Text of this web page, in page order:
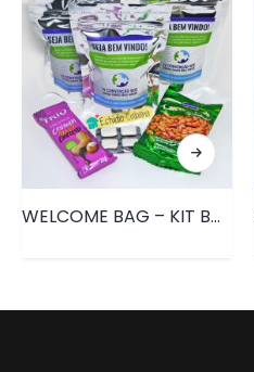
WELCOME BAG – KIT BOAS VINDAS • PRD092